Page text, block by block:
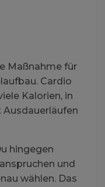
Maßnahme für
Cardio
Kalorien, in
hingegen
und
wählen. Das